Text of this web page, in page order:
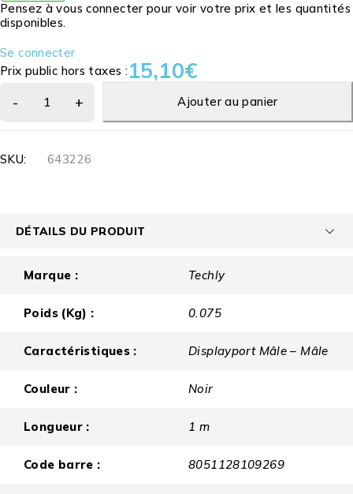
Pensez à vous connecter pour voir votre prix et les quantités
disponibles.
Se connecter
Prix public hors taxes :15,10€
Ajouter au panier
SKU: 643226
DÉTAILS DU PRODUIT
Marque : Techly
Poids (Kg) : 0.075
Caractéristiques : Displayport Mâle – Mâle
Couleur : Noir
Longueur : 1 m
Code barre : 8051128109269